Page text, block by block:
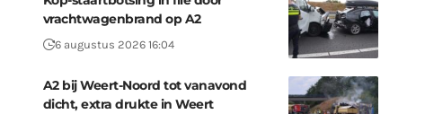
vrachtwagenbrand op A2
6 augustus 2026 16:04
A2 bij Weert-Noord tot vanavond
dicht, extra drukte in Weert